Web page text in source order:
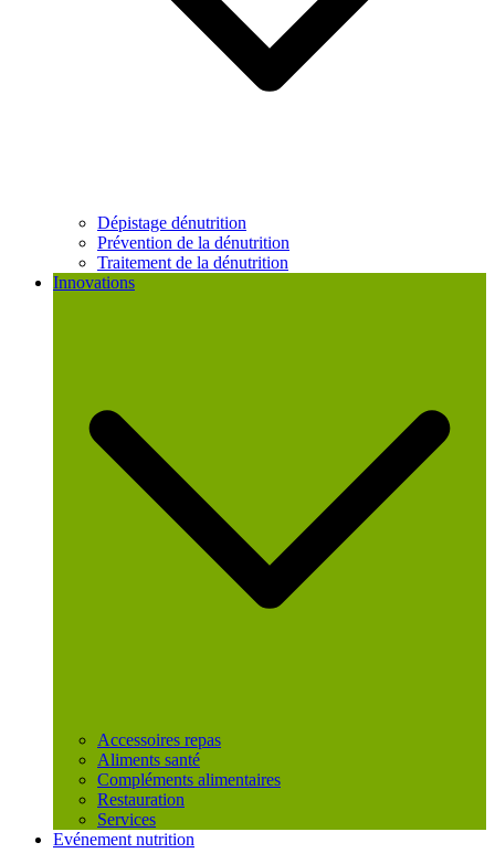
Dépistage dénutrition
Prévention de la dénutrition
Traitement de la dénutrition
Innovations
Accessoires repas
Aliments santé
Compléments alimentaires
Restauration
Services
Evénement nutrition